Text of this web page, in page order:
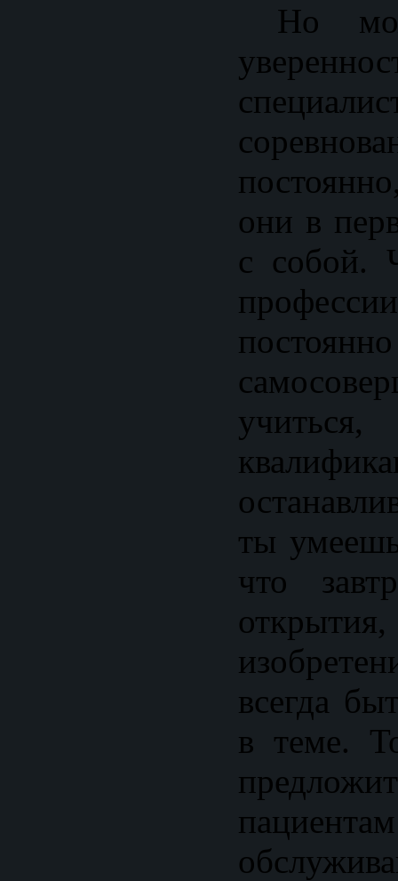
Но
они в
с собой.
постоянно
ты
что
всегда
в теме.